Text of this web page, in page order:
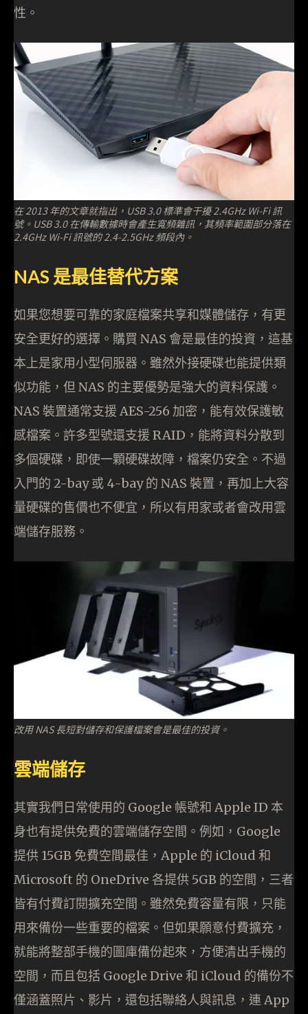
性。
在 2013 年的文章就指出，USB 3.0 標準會干擾 2.4GHz Wi-Fi 訊
號。USB 3.0 在傳輸數據時會產生寬頻雜訊，其頻率範圍部分落在
2.4GHz Wi-Fi 訊號的 2.4-2.5GHz 頻段內。
NAS 是最佳替代方案
如果您想要可靠的家庭檔案共享和媒體儲存，有更
安全更好的選擇。購買 NAS 會是最佳的投資，這基
本上是家用小型伺服器。雖然外接硬碟也能提供類
似功能，但 NAS 的主要優勢是強大的資料保護。
NAS 裝置通常支援 AES-256 加密，能有效保護敏
感檔案。許多型號還支援 RAID，能將資料分散到
多個硬碟，即使一顆硬碟故障，檔案仍安全。不過
入門的 2-bay 或 4-bay 的 NAS 裝置，再加上大容
量硬碟的售價也不便宜，所以有用家或者會改用雲
端儲存服務。
改用 NAS 長短對儲存和保護檔案會是最佳的投資。
雲端儲存
其實我們日常使用的 Google 帳號和 Apple ID 本
身也有提供免費的雲端儲存空間。例如，Google
提供 15GB 免費空間最佳，Apple 的 iCloud 和
Microsoft 的 OneDrive 各提供 5GB 的空間，三者
皆有付費訂閱擴充空間。雖然免費容量有限，只能
用來備份一些重要的檔案。但如果願意付費擴充，
就能將整部手機的圖庫備份起來，方便清出手機的
空間，而且包括 Google Drive 和 iCloud 的備份不
僅涵蓋照片、影片，還包括聯絡人與訊息，連 App